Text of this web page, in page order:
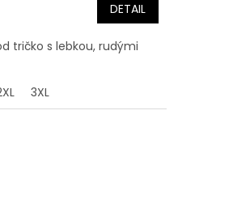
DETAIL
tričko s lebkou, rudými
3XL